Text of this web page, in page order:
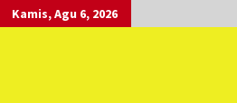
Kamis, Agu 6, 2026